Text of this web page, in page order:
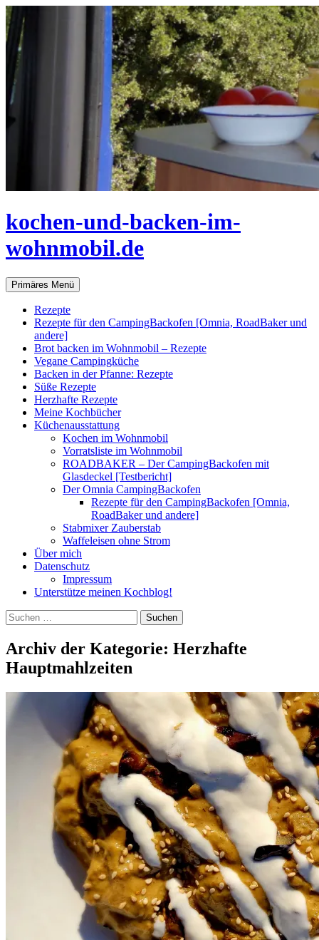
Zum
Inhalt
springen
kochen-und-backen-im-
wohnmobil.de
Suchen
Primäres Menü
Rezepte
Rezepte für den CampingBackofen [Omnia, RoadBaker und
andere]
Brot backen im Wohnmobil – Rezepte
Vegane Campingküche
Backen in der Pfanne: Rezepte
Süße Rezepte
Herzhafte Rezepte
Meine Kochbücher
Küchenausstattung
Kochen im Wohnmobil
Vorratsliste im Wohnmobil
ROADBAKER – Der CampingBackofen mit
Glasdeckel [Testbericht]
Der Omnia CampingBackofen
Rezepte für den CampingBackofen [Omnia,
RoadBaker und andere]
Stabmixer Zauberstab
Waffeleisen ohne Strom
Über mich
Datenschutz
Impressum
Unterstütze meinen Kochblog!
Suchen
nach:
Archiv der Kategorie: Herzhafte
Hauptmahlzeiten